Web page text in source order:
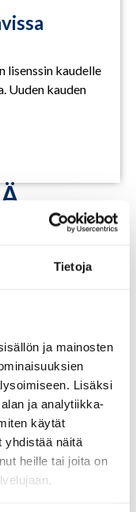
Tietoja
ja mainosten
Lisäksi
ja analytiikka-
käytät
yhdistää näitä
heille tai joita on
lisenssin kaudelle
Uuden kauden